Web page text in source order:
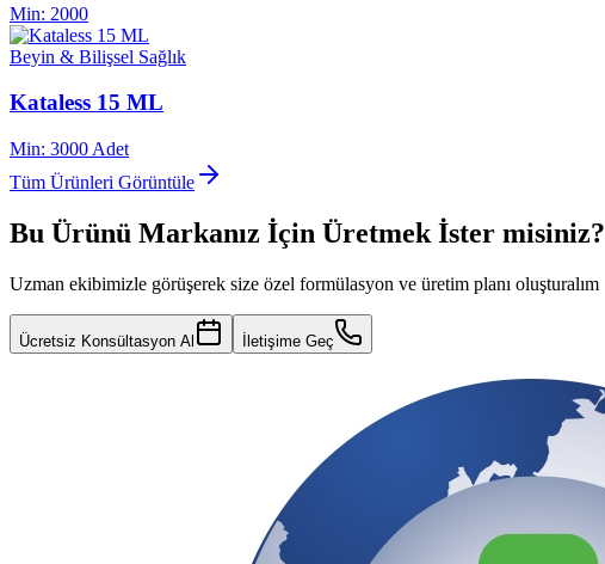
Min: 2000
Beyin & Bilişsel Sağlık
Kataless 15 ML
Min: 3000 Adet
Tüm Ürünleri Görüntüle
Bu Ürünü Markanız İçin Üretmek İster misiniz?
Uzman ekibimizle görüşerek size özel formülasyon ve üretim planı oluşturalım
Ücretsiz Konsültasyon Al İletişime Geç